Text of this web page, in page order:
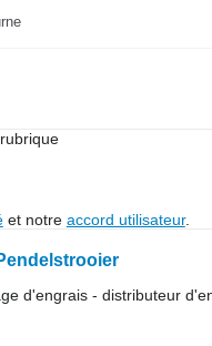
et notre accord utilisateur.
d'engrais - distributeur